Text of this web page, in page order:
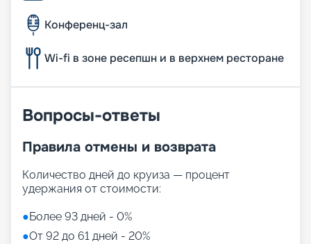
Конференц-зал
Wi-fi в зоне ресепшн и в верхнем ресторане
Вопросы-ответы
Правила отмены и возврата
Количество дней до круиза — процент
удержания от стоимости:
●Более 93 дней - 0%
●От 92 до 61 дней - 20%